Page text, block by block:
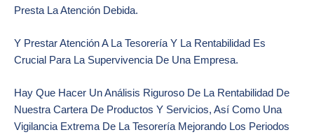
Presta La Atención Debida.
Y Prestar Atención A La Tesorería Y La Rentabilidad Es
Crucial Para La Supervivencia De Una Empresa.
Hay Que Hacer Un Análisis Riguroso De La Rentabilidad De
Nuestra Cartera De Productos Y Servicios, Así Como Una
Vigilancia Extrema De La Tesorería Mejorando Los Periodos